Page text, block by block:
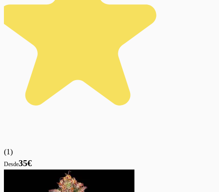
(1)
Desde35€